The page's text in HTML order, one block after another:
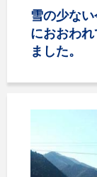
雪の少な
におおわ
ました。